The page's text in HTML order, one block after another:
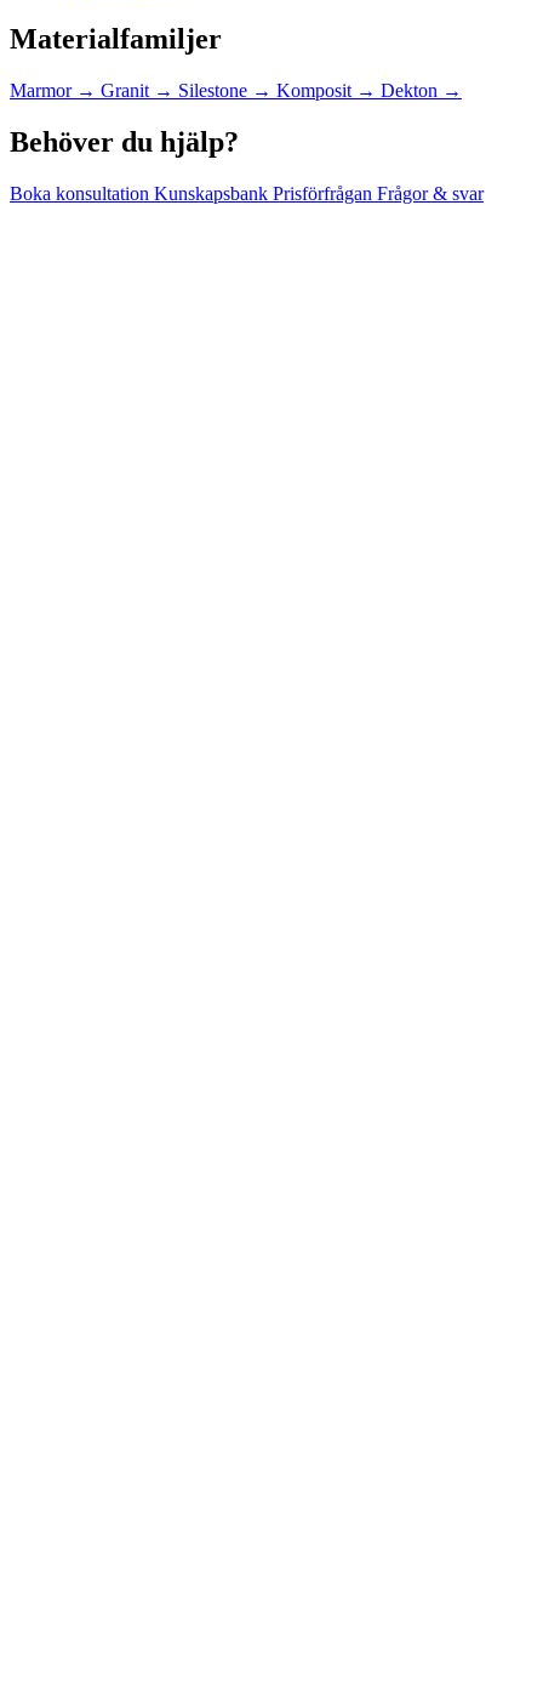
Materialfamiljer
Marmor → Granit → Silestone → Komposit → Dekton →
Behöver du hjälp?
Boka konsultation Kunskapsbank Prisförfrågan Frågor & svar